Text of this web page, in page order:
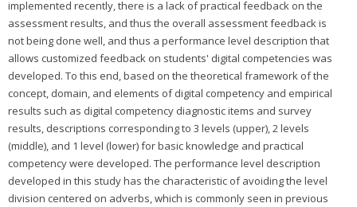
implemented recently, there is a lack of practical feedback on the
assessment results, and thus the overall assessment feedback is
not being done well, and thus a performance level description that
allows customized feedback on students' digital competencies was
developed. To this end, based on the theoretical framework of the
concept, domain, and elements of digital competency and empirical
results such as digital competency diagnostic items and survey
results, descriptions corresponding to 3 levels (upper), 2 levels
(middle), and 1 level (lower) for basic knowledge and practical
competency were developed. The performance level description
developed in this study has the characteristic of avoiding the level
division centered on adverbs, which is commonly seen in previous